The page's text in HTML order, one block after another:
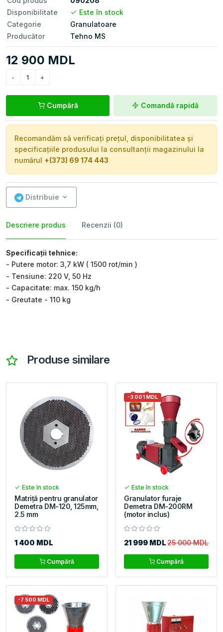
Disponibilitate
Este în stock
Categorie
Granulatoare
Producător
Tehno MS
12 900 MDL
Cumpără Comandă rapidă
Recomandăm să verificați prețul, disponibilitatea și
specificațiile produsului la consultanții magazinului la
numărul +(373) 69 174 443
Distribuie
Descriere produs Recenzii (0)
Specificații tehnice:
- Putere motor: 3,7 kW ( 1500 rot/min )
- Tensiune: 220 V, 50 Hz
- Capacitate: max. 150 kg/h
- Greutate - 110 kg
Produse similare
Este în stock
Matriță pentru granulator
Demetra DM-120, 125mm,
2.5 mm
1 400 MDL
Cumpără
-3 001 MDL
Este în stock
Granulator furaje
Demetra DM-200RM
(motor inclus)
21 999 MDL25 000 MDL
Cumpără
-7 500 MDL